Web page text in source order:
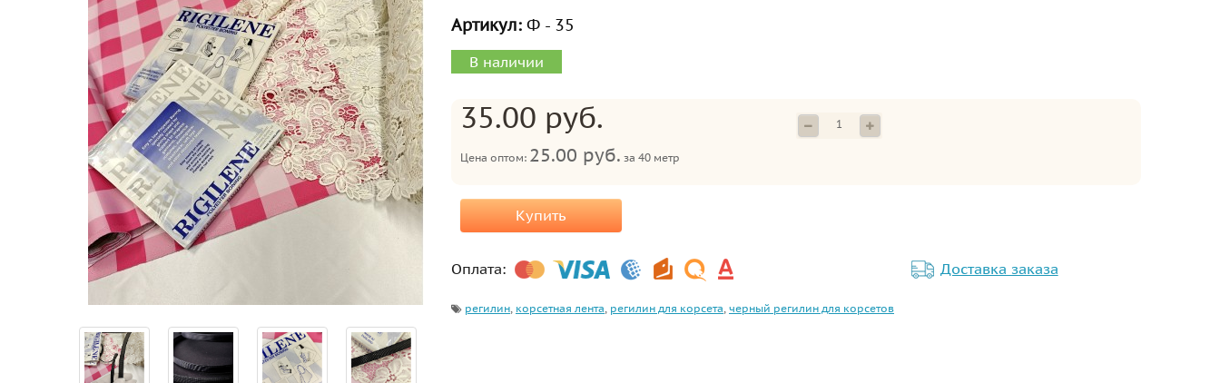
Артикул: Ф - 35
В наличии
35.00 руб.
Цена оптом: 25.00 руб. за 40 метр
Купить
Оплата: Доставка заказа
регилин, корсетная лента, регилин для корсета, черный регилин для корсетов